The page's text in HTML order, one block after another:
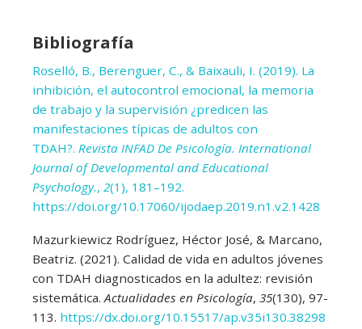
Bibliografía
Roselló, B., Berenguer, C., & Baixauli, I. (2019). La
inhibición, el autocontrol emocional, la memoria
de trabajo y la supervisión ¿predicen las
manifestaciones típicas de adultos con
TDAH?. Revista INFAD De Psicología. International
Journal of Developmental and Educational
Psychology., 2(1), 181–192.
https://doi.org/10.17060/ijodaep.2019.n1.v2.1428
Mazurkiewicz Rodríguez, Héctor José, & Marcano,
Beatriz. (2021). Calidad de vida en adultos jóvenes
con TDAH diagnosticados en la adultez: revisión
sistemática.Actualidades en Psicología, 35(130), 97-
113. https://dx.doi.org/10.15517/ap.v35i130.38298